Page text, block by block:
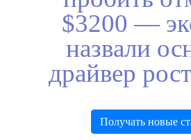
$3200 —
назвали
драйвер
Получать новые